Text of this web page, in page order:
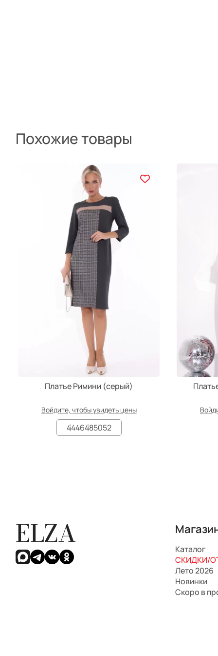
Похожие товары
Платье Римини (серый)
Войдите, чтобы увидеть цены
4446485052
ELZA
Каталог
СКИДКИ/
Лето 2026
Новинки
Скоро в